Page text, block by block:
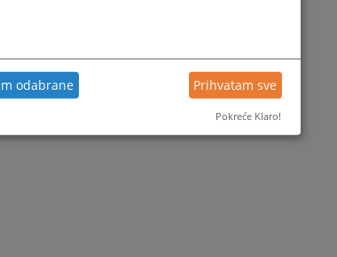
odabrane Prihvatam sve
Pokreće Klaro!